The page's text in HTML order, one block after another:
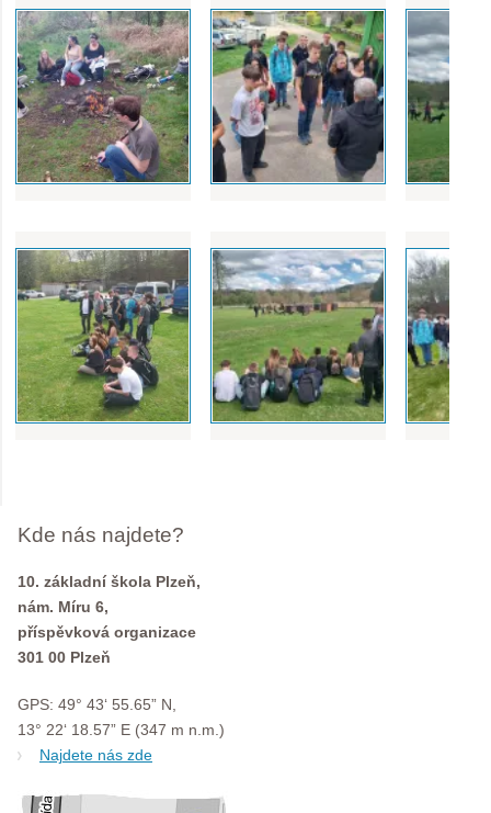
Kde nás najdete?
10. základní škola Plzeň,
nám. Míru 6,
příspěvková organizace
301 00 Plzeň
GPS: 49° 43‘ 55.65” N,
13° 22‘ 18.57” E (347 m n.m.)
Najdete nás zde